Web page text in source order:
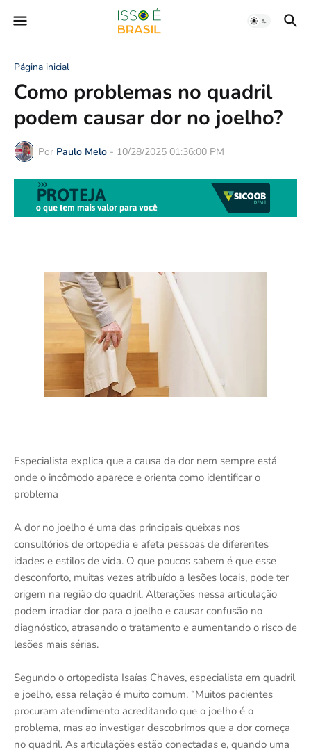
Página inicial
Como problemas no quadril
podem causar dor no joelho?
Por Paulo Melo - 10/28/2025 01:36:00 PM
Especialista explica que a causa da dor nem sempre está
onde o incômodo aparece e orienta como identificar o
problema
A dor no joelho é uma das principais queixas nos
consultórios de ortopedia e afeta pessoas de diferentes
idades e estilos de vida. O que poucos sabem é que esse
desconforto, muitas vezes atribuído a lesões locais, pode ter
origem na região do quadril. Alterações nessa articulação
podem irradiar dor para o joelho e causar confusão no
diagnóstico, atrasando o tratamento e aumentando o risco de
lesões mais sérias.
Segundo o ortopedista Isaías Chaves, especialista em quadril
e joelho, essa relação é muito comum. “Muitos pacientes
procuram atendimento acreditando que o joelho é o
problema, mas ao investigar descobrimos que a dor começa
no quadril. As articulações estão conectadas e, quando uma